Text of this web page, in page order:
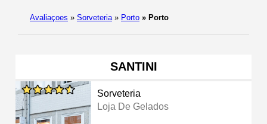
Avaliaçoes » Sorveteria » Porto » Porto
SANTINI
Sorveteria
Loja De Gelados